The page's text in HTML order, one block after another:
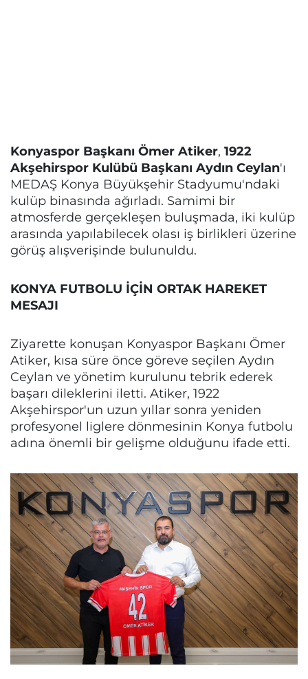
Konyaspor Başkanı Ömer Atiker, 1922
Akşehirspor Kulübü Başkanı Aydın Ceylan'ı
MEDAŞ Konya Büyükşehir Stadyumu'ndaki
kulüp binasında ağırladı. Samimi bir
atmosferde gerçekleşen buluşmada, iki kulüp
arasında yapılabilecek olası iş birlikleri üzerine
görüş alışverişinde bulunuldu.
KONYA FUTBOLU İÇİN ORTAK HAREKET
MESAJI
Ziyarette konuşan Konyaspor Başkanı Ömer
Atiker, kısa süre önce göreve seçilen Aydın
Ceylan ve yönetim kurulunu tebrik ederek
başarı dileklerini iletti. Atiker, 1922
Akşehirspor'un uzun yıllar sonra yeniden
profesyonel liglere dönmesinin Konya futbolu
adına önemli bir gelişme olduğunu ifade etti.